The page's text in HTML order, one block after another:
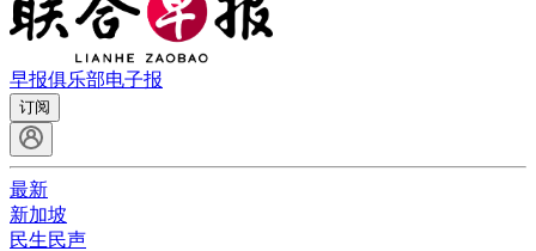
早报俱乐部电子报
订阅
最新
新加坡
民生民声